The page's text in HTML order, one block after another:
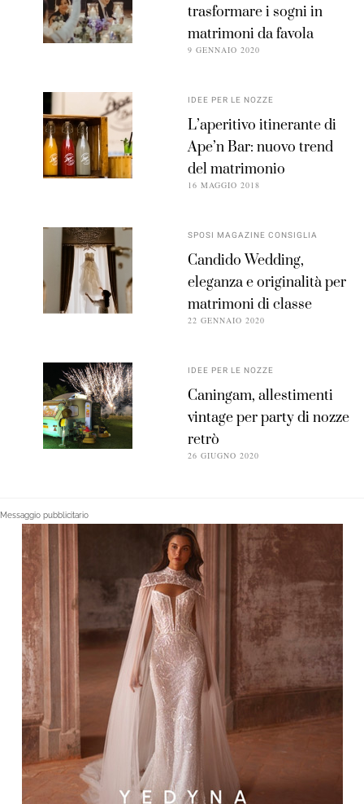
trasformare i sogni in
matrimoni da favola
9 GENNAIO 2020
IDEE PER LE NOZZE
L’aperitivo itinerante di
Ape’n Bar: nuovo trend
del matrimonio
16 MAGGIO 2018
SPOSI MAGAZINE CONSIGLIA
Candido Wedding,
eleganza e originalità per
matrimoni di classe
22 GENNAIO 2020
IDEE PER LE NOZZE
Caningam, allestimenti
vintage per party di nozze
retrò
26 GIUGNO 2020
Messaggio pubblicitario